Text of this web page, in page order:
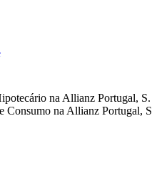
na Allianz Portugal,
Consumo na Allianz Portugal,